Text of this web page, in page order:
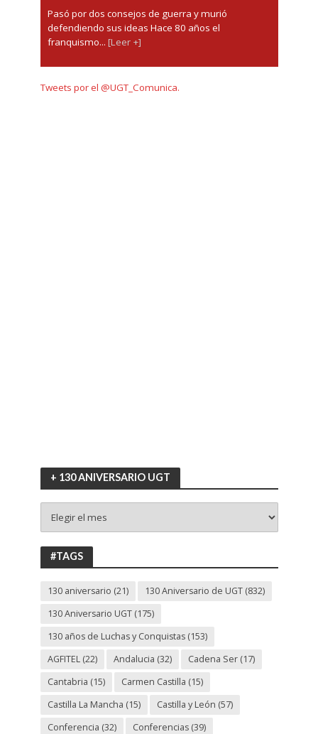
Pasó por dos consejos de guerra y murió
defendiendo sus ideas Hace 80 años el
franquismo... [Leer +]
Tweets por el @UGT_Comunica.
+ 130 ANIVERSARIO UGT
130
ANIVERSARIO
UGT
#TAGS
130 aniversario (21) 130 Aniversario de UGT(832)
130 Aniversario UGT(175)
130 años de Luchas y Conquistas(153)
AGFITEL(22) Andalucia (32) Cadena Ser(17)
Cantabria (15) Carmen Castilla (15)
Castilla La Mancha (15) Castilla y León (57)
Conferencia (32) Conferencias(39)